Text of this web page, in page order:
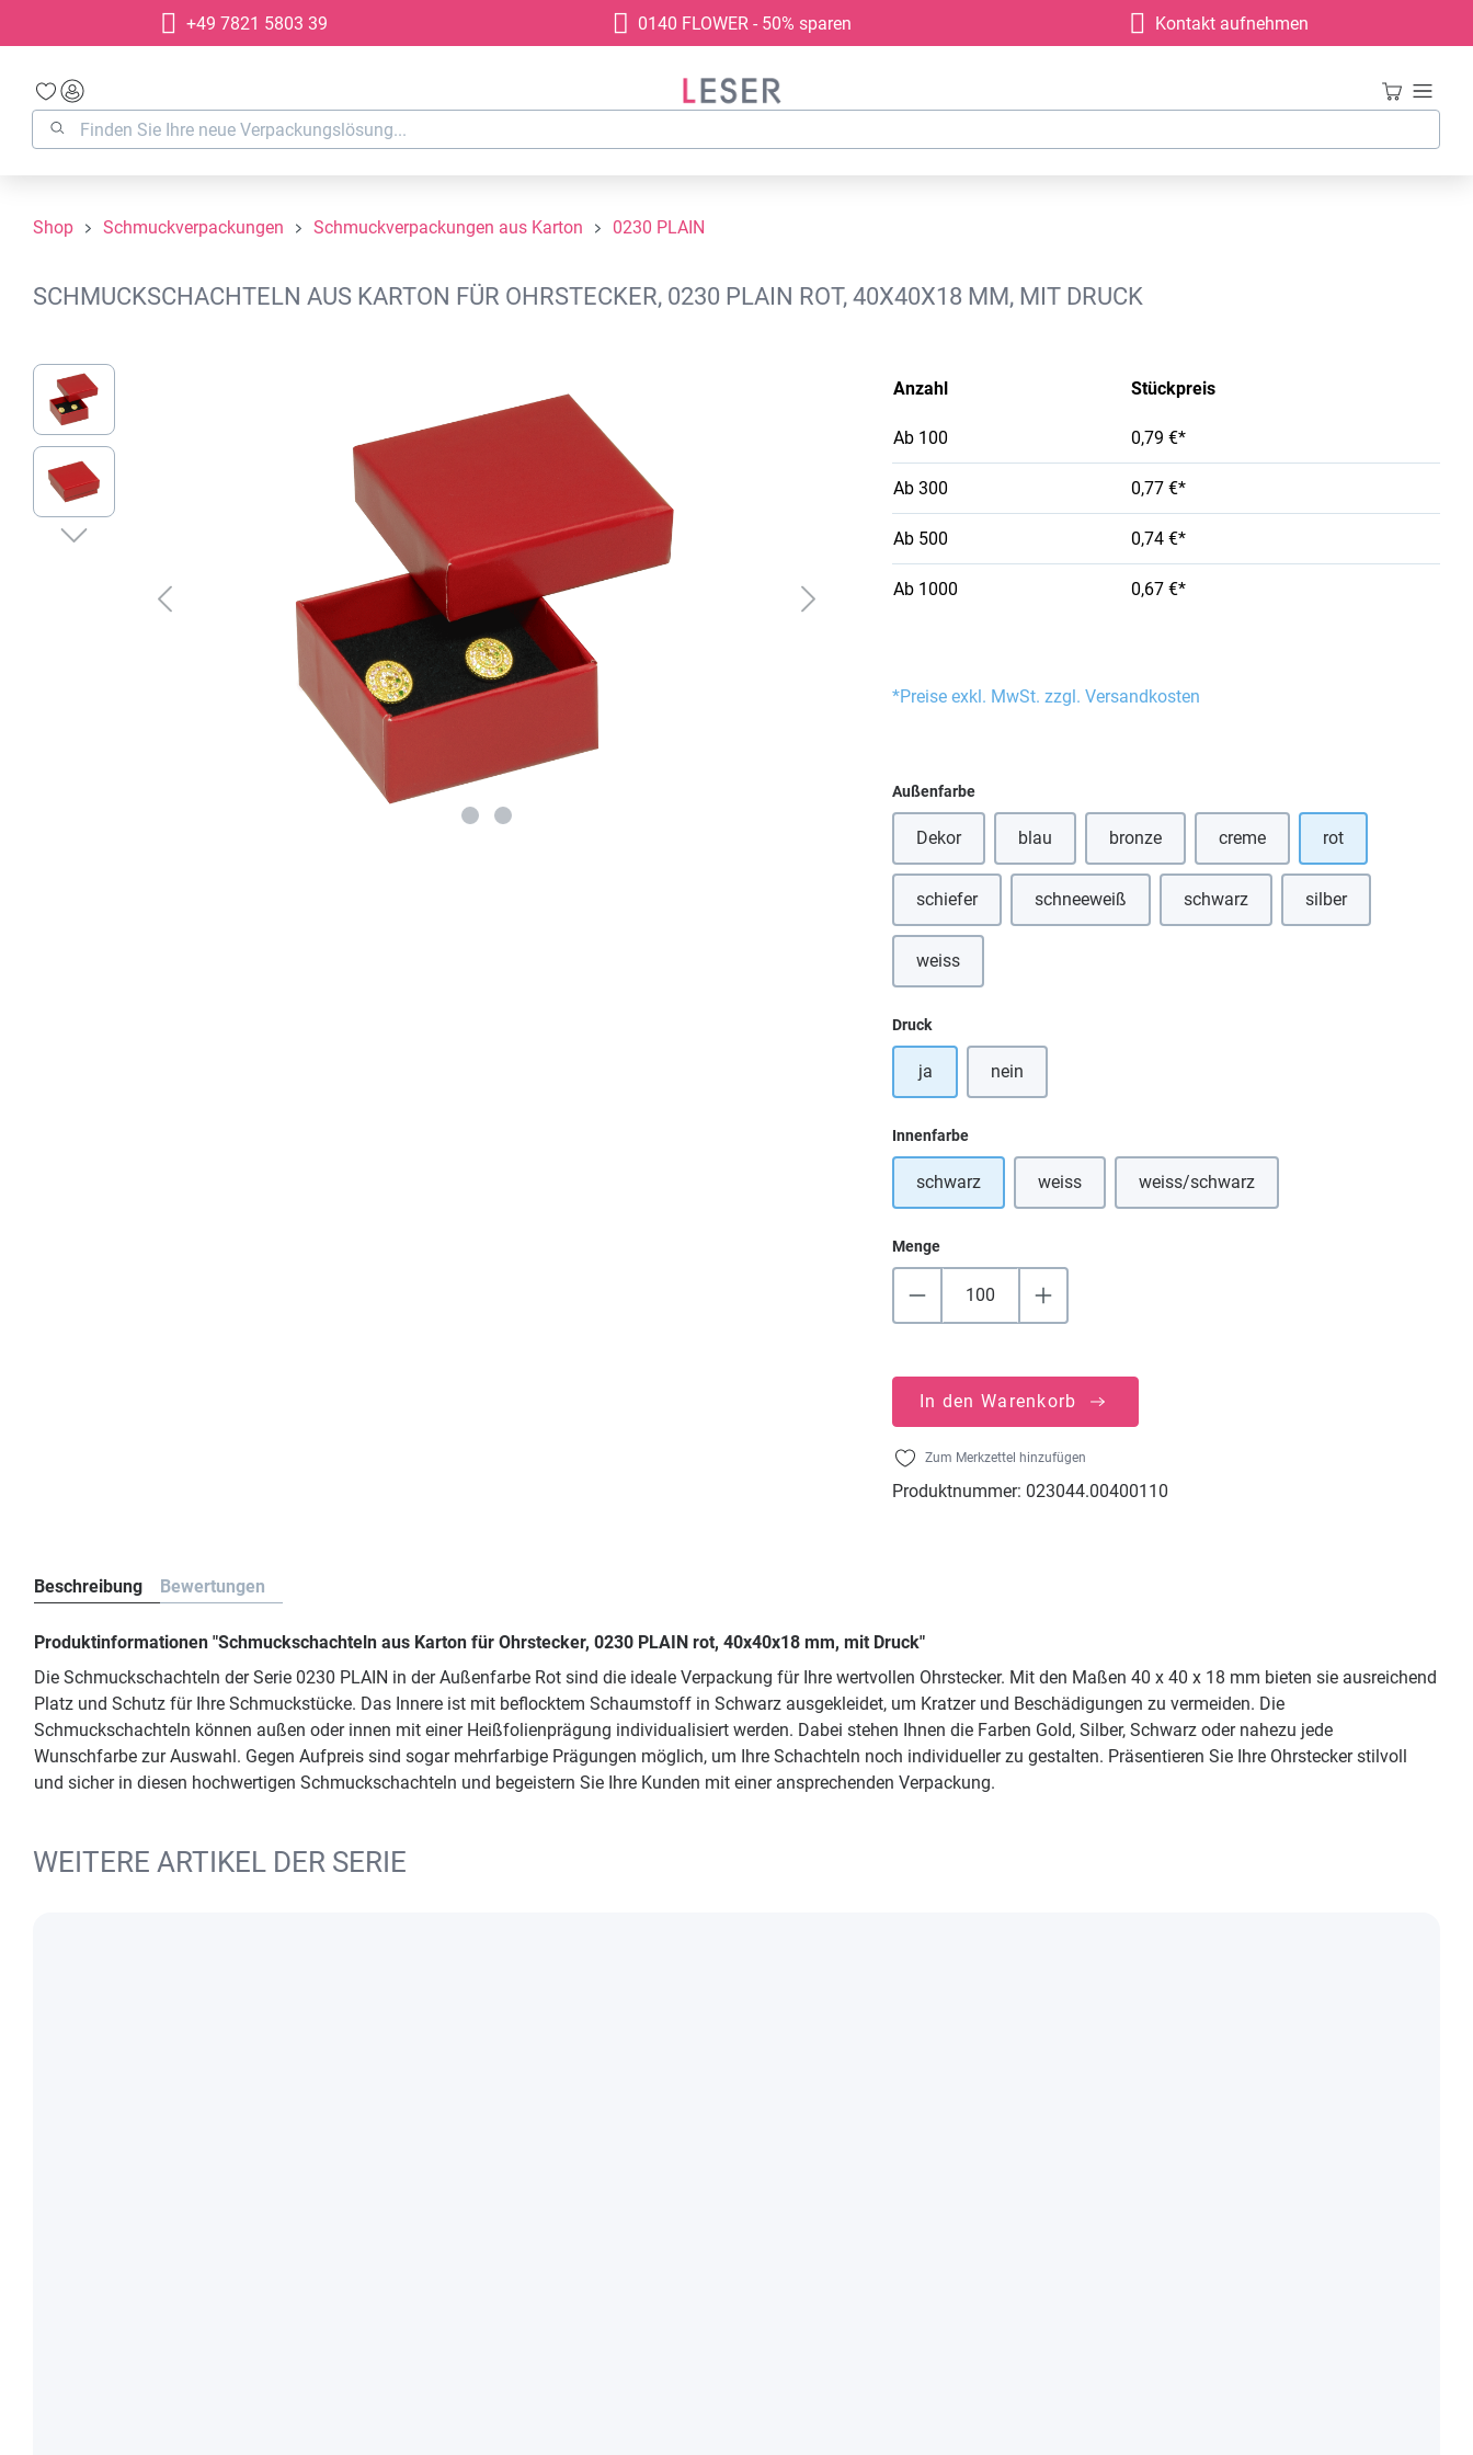
Zur Hauptnavigation springen
+49 7821 5803 39 0140 FLOWER - 50% sparen Kontakt aufnehmen
Shop Schmuckverpackungen Schmuckverpackungen aus Karton 0230 PLAIN
SCHMUCKSCHACHTELN AUS KARTON FÜR OHRSTECKER, 0230 PLAIN ROT, 40X40X18 MM, MIT DRUCK
Bildergalerie überspringen
Anzahl Stückpreis
Ab 100 0,79 €*
Ab 300 0,77 €*
Ab 500 0,74 €*
Ab 1000 0,67 €*
*Preise exkl. MwSt. zzgl. Versandkosten
Außenfarbeauswählen
Dekor blau(Diese Option ist zurzeit nicht verfügbar.)
bronze(Diese Option ist zurzeit nicht verfügbar.)
creme(Diese Option ist zurzeit nicht
rot
schiefer schneeweiß schwarz silber
weiss(Diese Option ist zurzeit nicht verfügbar.)
Druckauswählen
ja nein
Innenfarbeauswählen
schwarz weiss(Diese Option ist zurzeit nicht verfügbar.)
weiss/schwarz(Diese Option ist zurzeit nicht verfügbar.)
Menge
In den Warenkorb
Zum Merkzettel hinzufügen
Produktnummer: 023044.00400110
Beschreibung Bewertungen
Produktinformationen "Schmuckschachteln aus Karton für Ohrstecker, 0230 PLAIN rot, 40x40x18 mm, mit Druck"
Die Schmuckschachteln der Serie 0230 PLAIN in der Außenfarbe Rot sind die ideale Verpackung für Ihre wertvollen Ohrstecker. Mit den Maßen 40 x 40 x 18 mm bieten sie ausreichend
Platz und Schutz für Ihre Schmuckstücke. Das Innere ist mit beflocktem Schaumstoff in Schwarz ausgekleidet, um Kratzer und Beschädigungen zu vermeiden. Die
Schmuckschachteln können außen oder innen mit einer Heißfolienprägung individualisiert werden. Dabei stehen Ihnen die Farben Gold, Silber, Schwarz oder nahezu jede
Wunschfarbe zur Auswahl. Gegen Aufpreis sind sogar mehrfarbige Prägungen möglich, um Ihre Schachteln noch individueller zu gestalten. Präsentieren Sie Ihre Ohrstecker stilvoll
und sicher in diesen hochwertigen Schmuckschachteln und begeistern Sie Ihre Kunden mit einer ansprechenden Verpackung.
WEITERE ARTIKEL DER SERIE